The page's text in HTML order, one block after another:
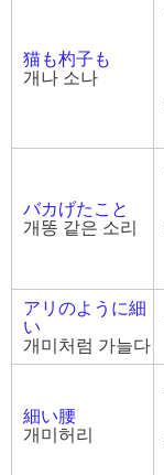
猫も杓子も
개나 소나
バカげたこと
개똥 같은 소리
アリのように細
い
개미처럼 가늘다
細い腰
개미허리